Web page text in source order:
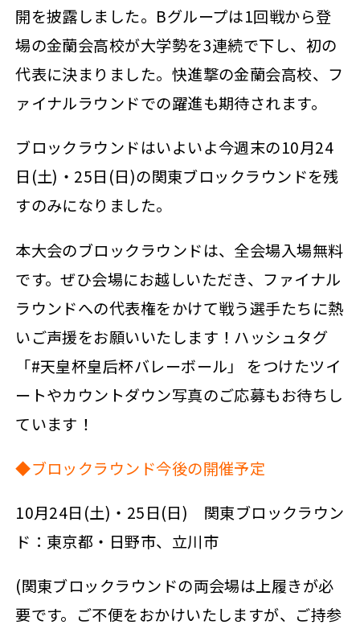
開を披露しました。Bグループは1回戦から登
場の金蘭会高校が大学勢を3連続で下し、初の
代表に決まりました。快進撃の金蘭会高校、フ
ァイナルラウンドでの躍進も期待されます。
ブロックラウンドはいよいよ今週末の10月24
日(土)・25日(日)の関東ブロックラウンドを残
すのみになりました。
本大会のブロックラウンドは、全会場入場無料
です。ぜひ会場にお越しいただき、ファイナル
ラウンドへの代表権をかけて戦う選手たちに熱
いご声援をお願いいたします！ハッシュタグ
「#天皇杯皇后杯バレーボール」 をつけたツイ
ートやカウントダウン写真のご応募もお待ちし
ています！
◆ブロックラウンド今後の開催予定
10月24日(土)・25日(日) 関東ブロックラウン
ド：東京都・日野市、立川市
(関東ブロックラウンドの両会場は上履きが必
要です。ご不便をおかけいたしますが、ご持参